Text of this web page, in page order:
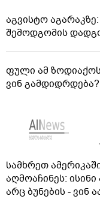
აგვისტო
შემოდგომის
ფული ამ
ვინ გამდიდრდება?
სამხრეთ
აღმოაჩინეს:
არც ბუნების - ვინ